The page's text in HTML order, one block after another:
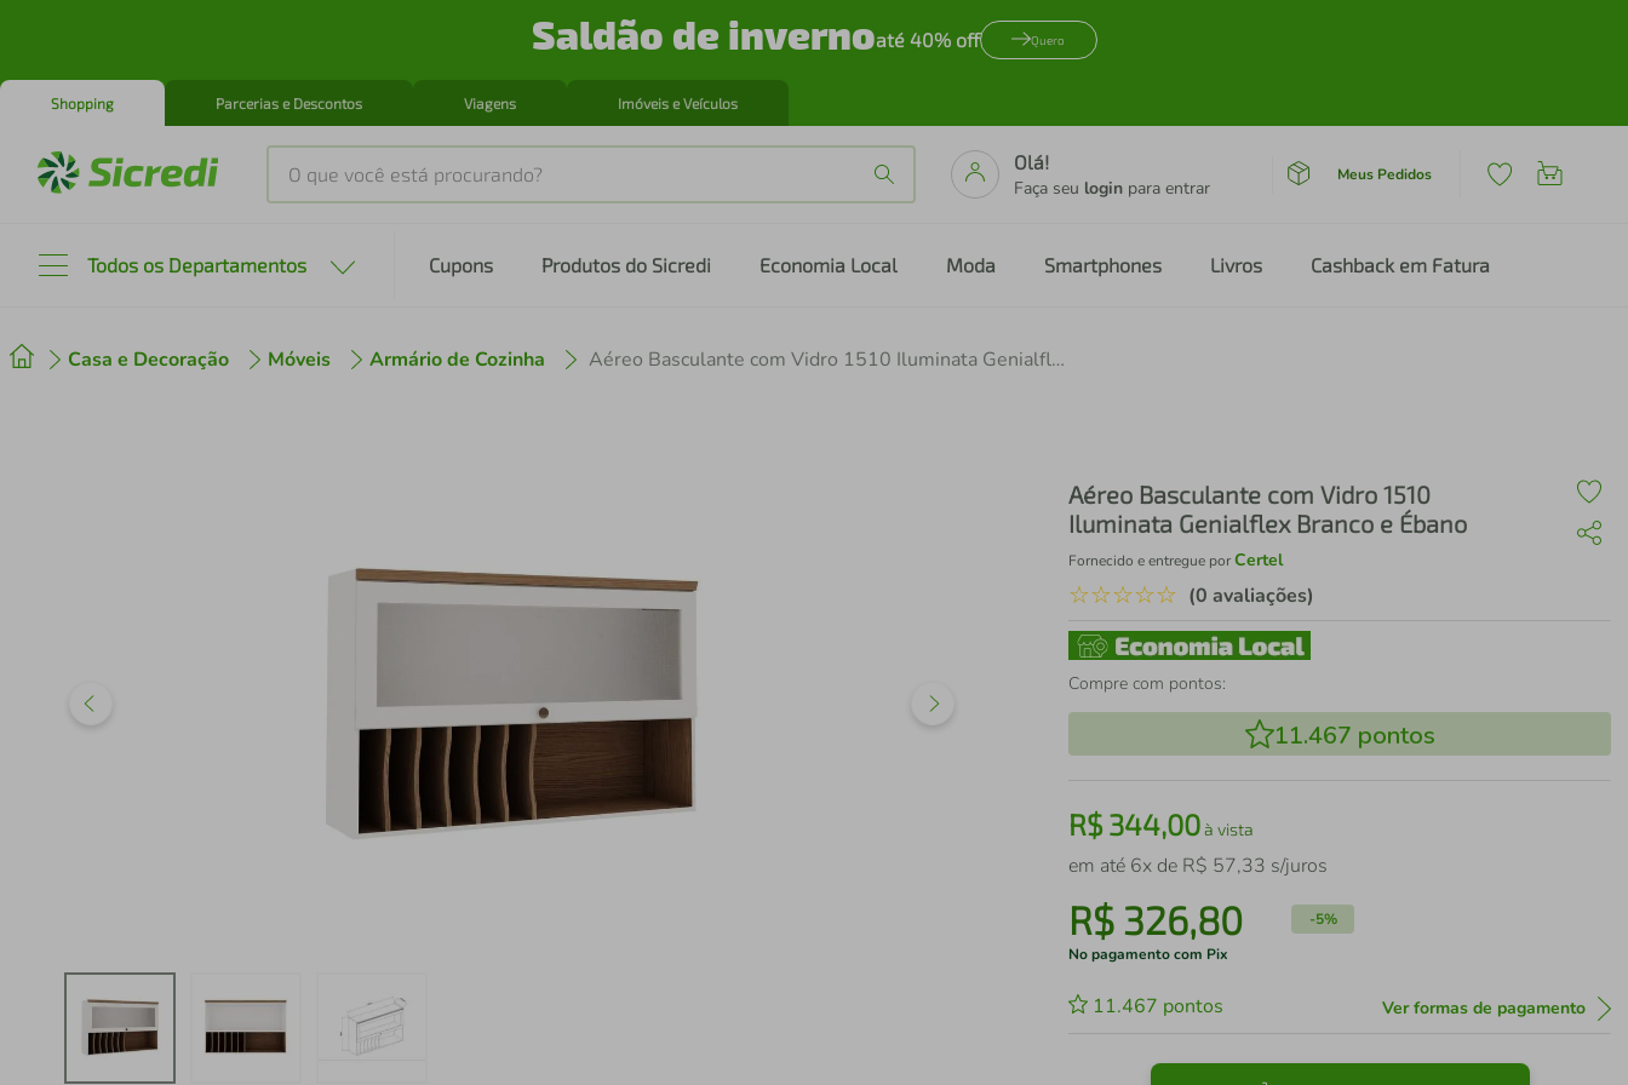
Saldão de invernoaté 40% off Quero
Shopping Parcerias e Descontos Viagens Imóveis e Veículos
O que você está procurando?
Olá!
Faça seu login para entrar
Meus Pedidos
Todos os Departamentos Cupons Produtos do Sicredi Economia Local Moda Smartphones Livros Cashback em Fatura
Casa e Decoração Móveis Armário de Cozinha Aéreo Basculante com Vidro 1510 Iluminata Genialflex Branco e Ébano
Aéreo Basculante com Vidro 1510
Iluminata Genialflex Branco e Ébano
Fornecido e entregue porCertel
☆☆☆☆☆ (0 avaliações)
Compre com pontos:
11.467 pontos
R$344,00à vista
em até 6x de R$ 57,33 s/juros
R$ 326,80 -5%
No pagamento com Pix
11.467 pontos Ver formas de pagamento
º cafeteira